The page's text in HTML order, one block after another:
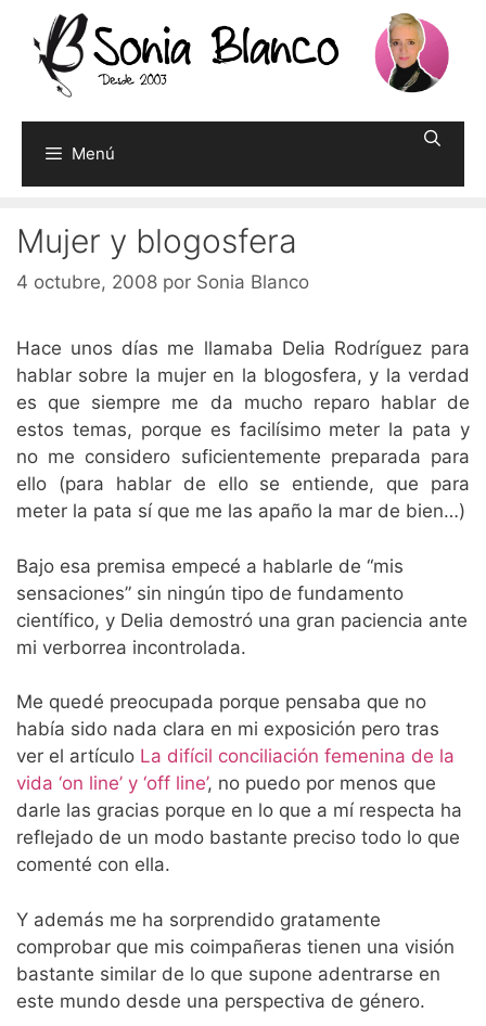
contenido
Menú
Mujer y blogosfera
4 octubre, 2008 por Sonia Blanco
Hace unos días me llamaba Delia Rodríguez para
hablar sobre la mujer en la blogosfera, y la verdad
es que siempre me da mucho reparo hablar de
estos temas, porque es facilísimo meter la pata y
no me considero suficientemente preparada para
ello (para hablar de ello se entiende, que para
meter la pata sí que me las apaño la mar de bien…)
Bajo esa premisa empecé a hablarle de “mis
sensaciones” sin ningún tipo de fundamento
científico, y Delia demostró una gran paciencia ante
mi verborrea incontrolada.
Me quedé preocupada porque pensaba que no
había sido nada clara en mi exposición pero tras
ver el artículo La difícil conciliación femenina de la
vida ‘on line’ y ‘off line’, no puedo por menos que
darle las gracias porque en lo que a mí respecta ha
reflejado de un modo bastante preciso todo lo que
comenté con ella.
Y además me ha sorprendido gratamente
comprobar que mis coimpañeras tienen una visión
bastante similar de lo que supone adentrarse en
este mundo desde una perspectiva de género.